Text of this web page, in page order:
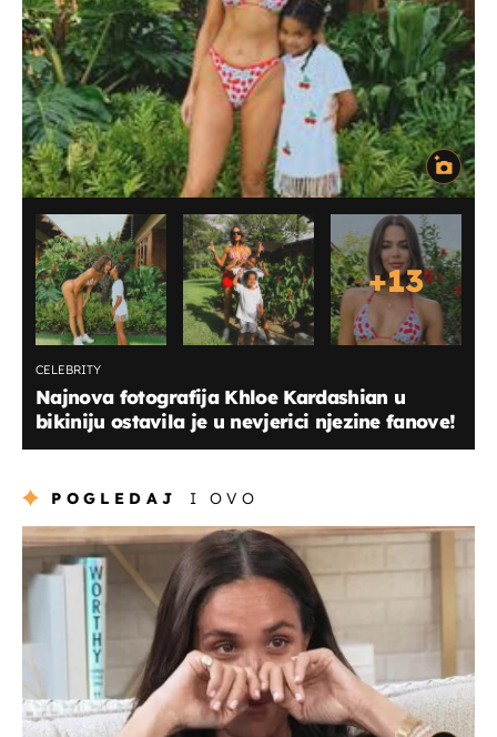
+13
CELEBRITY
Najnova fotografija Khloe Kardashian u
bikiniju ostavila je u nevjerici njezine fanove!
POGLEDAJ I OVO